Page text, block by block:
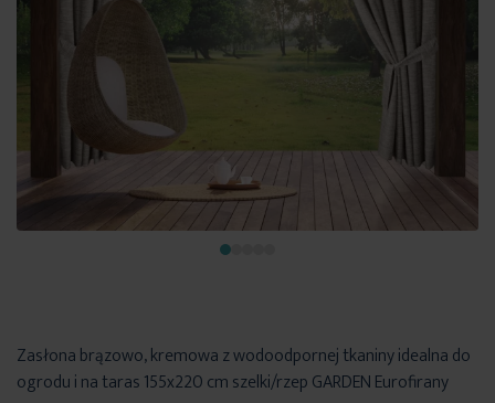
Zasłona brązowo, kremowa z wodoodpornej tkaniny idealna do
ogrodu i na taras 155x220 cm szelki/rzep GARDEN Eurofirany